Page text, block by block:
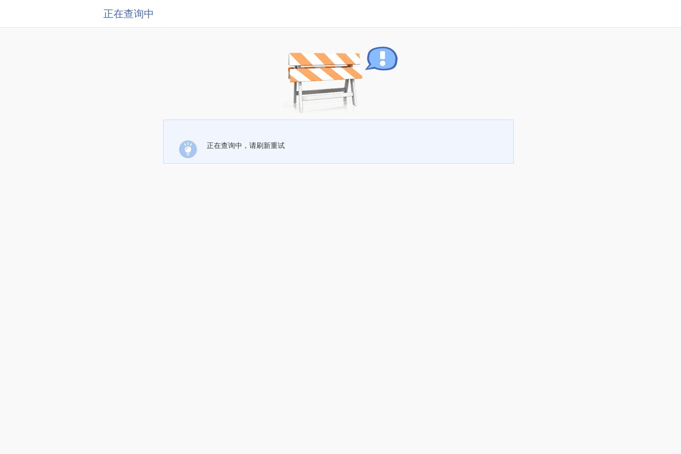
正在查询中
正在查询中，请刷新重试